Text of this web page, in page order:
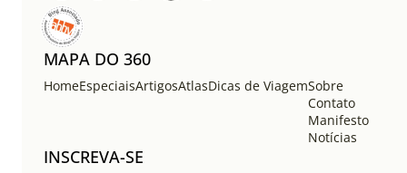
MAPA DO 360
HomeEspeciaisArtigosAtlasDicas de ViagemSobre
Contato
Manifesto
Notícias
INSCREVA-SE